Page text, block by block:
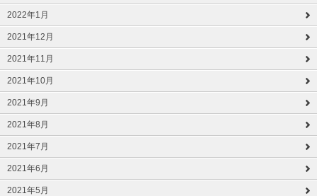
2022年1月
2021年12月
2021年11月
2021年10月
2021年9月
2021年8月
2021年7月
2021年6月
2021年5月